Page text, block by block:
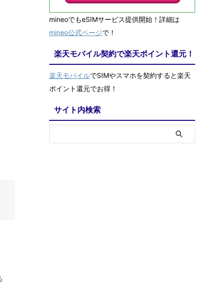
mineoでもeSIMサービス提供開始！詳細は
mineo公式ページで！
楽天モバイル契約で楽天ポイント還元！
楽天モバイルでSIMやスマホを契約すると楽天
ポイント還元でお得！
サイト内検索